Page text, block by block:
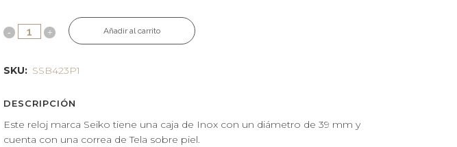
Añadir al carrito
SKU: SSB423P1
DESCRIPCIÓN
Este reloj marca Seiko tiene una caja de Inox con un diámetro de 39 mm y
cuenta con una correa de Tela sobre piel.